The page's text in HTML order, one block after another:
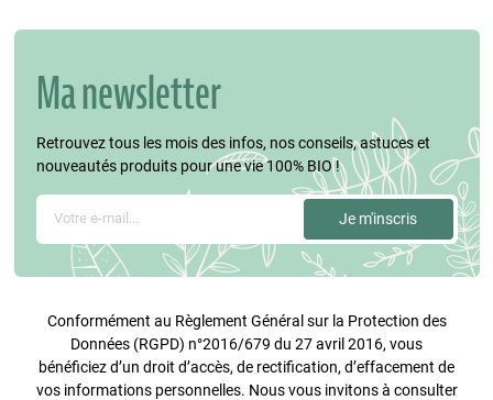
Ma newsletter
Retrouvez tous les mois des infos, nos conseils, astuces et
nouveautés produits pour une vie 100% BIO !
Conformément au Règlement Général sur la Protection des
Données (RGPD) n°2016/679 du 27 avril 2016, vous
bénéficiez d’un droit d’accès, de rectification, d’effacement de
vos informations personnelles. Nous vous invitons à consulter